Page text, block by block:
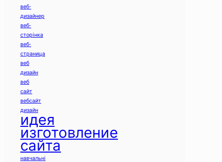
веб-
дизайнер
веб-
сторінка
веб-
страница
веб
дизайн
веб
сайт
вебсайт
дизайн
идея
изготовление
сайта
навчальні